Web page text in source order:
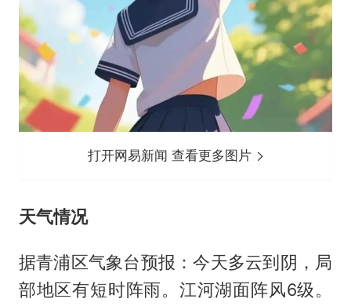
打开网易新闻 查看更多图片
天气情况
据青浦区气象台预报：今天多云到阴，局
部地区有短时阵雨。江河湖面阵风6级。